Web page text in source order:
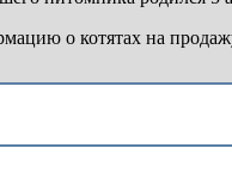
о котятах на